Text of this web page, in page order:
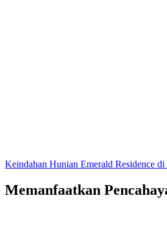
Keindahan Hunian Emerald Residence di
Memanfaatkan